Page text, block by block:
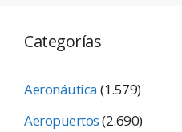
Categorías
Aeronáutica(1.579)
Aeropuertos(2.690)